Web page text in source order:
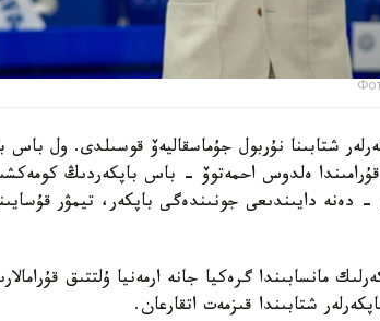
شتابىنا نۇربول جۇماسقاليەۆ قوسىلدى. ول
قۇرامىندا ەلدوس احمەتوۆ - باس باپكەردىڭ
- دەنە دايىندىعى جونىندەگى باپكەر، تيمۋر
مانسابىندا گرەكيا جانە ارمەنيا ۇلتتىق
شتابىندا قىزمەت اتقارعان.